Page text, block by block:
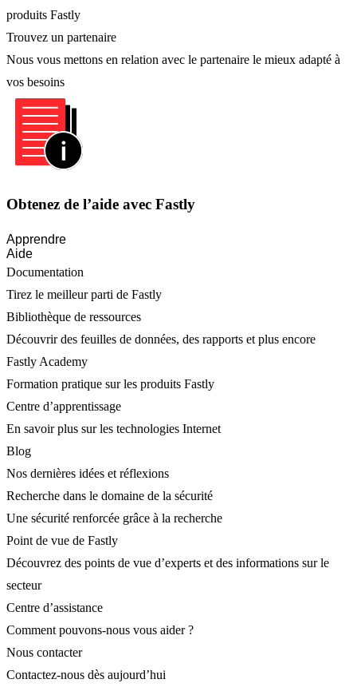
produits Fastly
Trouvez un partenaire
Nous vous mettons en relation avec le partenaire le mieux adapté à
vos besoins
Obtenez de l’aide avec Fastly
Apprendre
Aide
Documentation
Tirez le meilleur parti de Fastly
Bibliothèque de ressources
Découvrir des feuilles de données, des rapports et plus encore
Fastly Academy
Formation pratique sur les produits Fastly
Centre d’apprentissage
En savoir plus sur les technologies Internet
Blog
Nos dernières idées et réflexions
Recherche dans le domaine de la sécurité
Une sécurité renforcée grâce à la recherche
Point de vue de Fastly
Découvrez des points de vue d’experts et des informations sur le
secteur
Centre d’assistance
Comment pouvons-nous vous aider ?
Nous contacter
Contactez-nous dès aujourd’hui